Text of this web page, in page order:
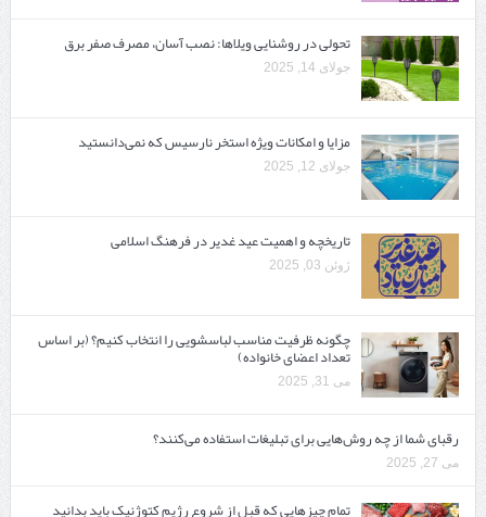
تحولی در روشنایی ویلاها: نصب آسان، مصرف صفر برق
جولای 14, 2025
مزایا و امکانات ویژه استخر نارسیس که نمی‌دانستید
جولای 12, 2025
تاریخچه و اهمیت عید غدیر در فرهنگ اسلامی
ژوئن 03, 2025
چگونه ظرفیت مناسب لباسشویی را انتخاب کنیم؟ (بر اساس
تعداد اعضای خانواده)
می 31, 2025
رقبای شما از چه روش‌هایی برای تبلیغات استفاده می‌کنند؟
می 27, 2025
تمام چیزهایی که قبل از شروع رژیم کتوژنیک باید بدانید‎